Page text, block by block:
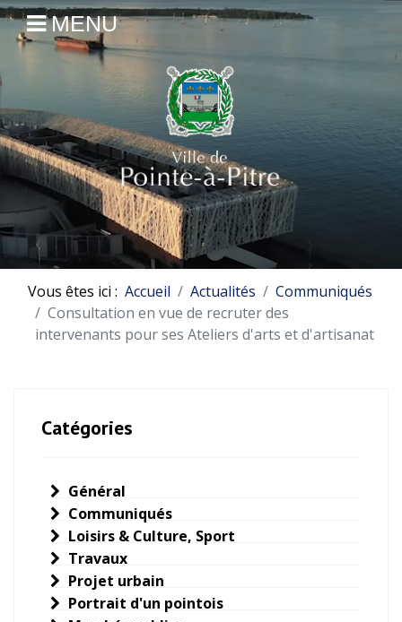
MENU
Vous êtes ici : Accueil Actualités
Communiqués
Consultation en vue de recruter des
intervenants pour ses Ateliers d'arts et d'artisanat
Catégories
Général
Communiqués
Loisirs & Culture, Sport
Travaux
Projet urbain
Portrait d'un pointois